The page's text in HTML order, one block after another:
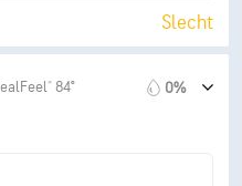
Slecht
84° 0%